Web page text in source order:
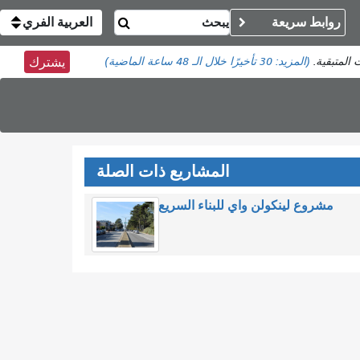
روابط سريعة العربية الفري
(المزيد:30 تأخيرًا خلال الـ 48 ساعة الماضية) يشترك
المشاريع ذات الصلة
مشروع لينكولن واي للبناء السريع